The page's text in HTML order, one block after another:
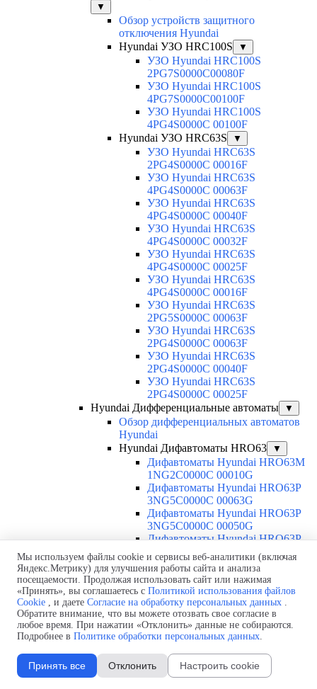
▼
Обзор устройств защитного
отключения Hyundai
Hyundai УЗО HRC100S
▼
УЗО Hyundai HRC100S
2PG7S0000C00080F
УЗО Hyundai HRC100S
4PG7S0000C00100F
УЗО Hyundai HRC100S
4PG4S0000C 00100F
Hyundai УЗО HRC63S
▼
УЗО Hyundai HRC63S
2PG4S0000C 00016F
УЗО Hyundai HRC63S
4PG4S0000C 00063F
УЗО Hyundai HRC63S
4PG4S0000C 00040F
УЗО Hyundai HRC63S
4PG4S0000C 00032F
УЗО Hyundai HRC63S
4PG4S0000C 00025F
УЗО Hyundai HRC63S
4PG4S0000C 00016F
УЗО Hyundai HRC63S
2PG5S0000C 00063F
УЗО Hyundai HRC63S
2PG4S0000C 00063F
УЗО Hyundai HRC63S
2PG4S0000C 00040F
УЗО Hyundai HRC63S
2PG4S0000C 00025F
Hyundai Дифференциальные автоматы
▼
Обзор дифференциальных автоматов
Hyundai
Hyundai Дифавтоматы HRO63
▼
Дифавтоматы Hyundai HRO63M
1NG2C0000C 00010G
Дифавтоматы Hyundai HRO63P
3NG5C0000C 00063G
Дифавтоматы Hyundai HRO63P
3NG5C0000C 00050G
Дифавтоматы Hyundai HRO63P
3NG5C0000C 00040G
Дифавтоматы Hyundai HRO63P
3NG5C0000C 00032G
Дифавтоматы Hyundai HRO63P
3NG5C0000C 00025G
Дифавтоматы Hyundai HRO63P
3NG5C0000C 00020G
Дифавтоматы Hyundai HRO63P
3NG5C0000C 00016G
Дифавтоматы Hyundai HRO63P
3NG5C0000C 00010G
Мы используем файлы cookie и сервисы веб-аналитики (включая
Яндекс.Метрику) для улучшения работы сайта и анализа
посещаемости. Продолжая использовать сайт или нажимая
«Принять», вы соглашаетесь с Политикой использования файлов
Cookie , и даете Согласие на обработку персональных данных .
Обратите внимание, что вы можете отозвать свое согласие в
любое время. При нажатии «Отклонить» данные не собираются.
Подробнее в Политике обработки персональных данных.
Принять все Отклонить Настроить cookie